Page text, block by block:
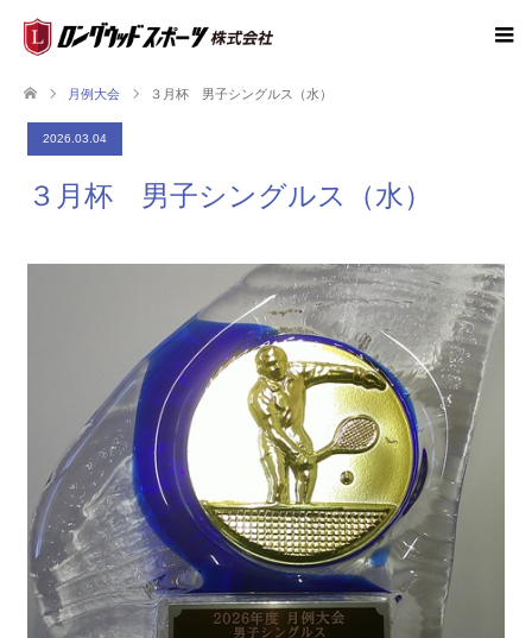
月例大会 ３月杯 男子シングルス（水）
2026.03.04
３月杯 男子シングルス（水）